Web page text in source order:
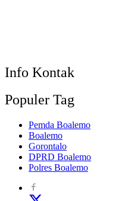
Info Kontak
Populer Tag
Pemda Boalemo
Boalemo
Gorontalo
DPRD Boalemo
Polres Boalemo